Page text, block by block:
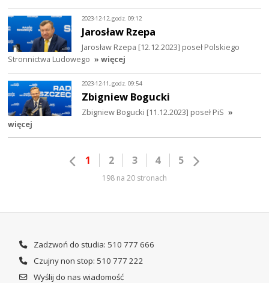
2023-12-12, godz. 09:12
Jarosław Rzepa
Jarosław Rzepa [12.12.2023] poseł Polskiego
Stronnictwa Ludowego » więcej
2023-12-11, godz. 09:54
Zbigniew Bogucki
Zbigniew Bogucki [11.12.2023] poseł PiS »
więcej
1 2 3 4 5
198 na 20 stronach
Zadzwoń do studia: 510 777 666
Czujny non stop: 510 777 222
Wyślij do nas wiadomość